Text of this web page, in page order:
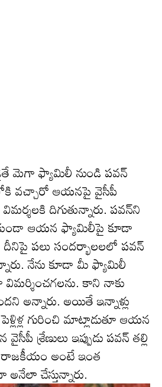
మెగా ఫ్యామిలీ నుండి ప‌వ‌న్
వ‌చ్చారో ఆయ‌న‌పై వైసీపీ
దిగుతున్నారు. ప‌వ‌న్‌ని
ఆయ‌న ఫ్యామిలీపై కూడా
దీనిపై ప‌లు సంద‌ర్భాల‌ల‌లో ప‌వ‌న్
నేను కూడా మీ ఫ్యామిలీ
కాని నాకు
అన్నారు. అయితే ఇన్నాళ్లు
గురించి మాట్లాడుతూ ఆయ‌న
శ్రేణులు ఇప్పుడు ప‌వ‌న్ త‌ల్లి
రాజ‌కీయం అంటే ఇంత
చేస్తున్నారు.